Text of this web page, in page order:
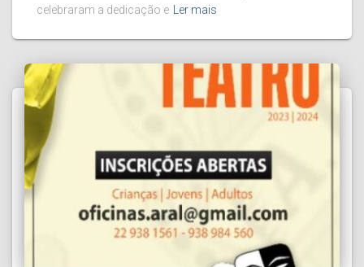
celebraram a dedicação e
Ler mais